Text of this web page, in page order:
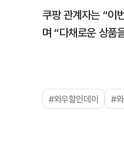
쿠팡 관계자는 “이
며 “다채로운 상품
#와우할인데이 #